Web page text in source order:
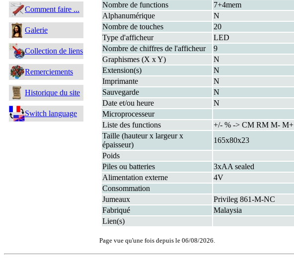
Comment faire ...
Galerie
Collection de liens
Remerciements
Historique du site
Switch language
Nombre de functions
7+4mem
Alphanumérique
N
Nombre de touches
20
Type d'afficheur
LED
Nombre de chiffres de l'afficheur
9
Graphismes (X x Y)
N
Extension(s)
N
Imprimante
N
Sauvegarde
N
Date et/ou heure
N
Microprocesseur
Liste des functions
+/- % -> CM RM M- M+
Taille (hauteur x largeur x
épaisseur)
165x80x23
Poids
Piles ou batteries
3xAA sealed
Alimentation externe
4V
Consommation
Jumeaux
Privileg 861-M-NC
Fabriqué
Malaysia
Lien(s)
Page vue qu'une fois depuis le 06/08/2026.